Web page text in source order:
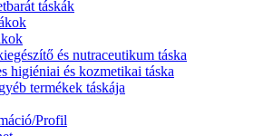
táskák
és nutraceutikum táska
higiéniai és kozmetikai táska
termékek táskája
Profil